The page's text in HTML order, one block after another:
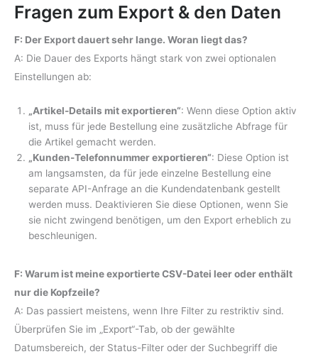
Fragen zum Export & den Daten
F: Der Export dauert sehr lange. Woran liegt das?
A: Die Dauer des Exports hängt stark von zwei optionalen
Einstellungen ab:
„Artikel-Details mit exportieren“: Wenn diese Option aktiv
ist, muss für jede Bestellung eine zusätzliche Abfrage für
die Artikel gemacht werden.
„Kunden-Telefonnummer exportieren“: Diese Option ist
am langsamsten, da für jede einzelne Bestellung eine
separate API-Anfrage an die Kundendatenbank gestellt
werden muss. Deaktivieren Sie diese Optionen, wenn Sie
sie nicht zwingend benötigen, um den Export erheblich zu
beschleunigen.
F: Warum ist meine exportierte CSV-Datei leer oder enthält
nur die Kopfzeile?
A: Das passiert meistens, wenn Ihre Filter zu restriktiv sind.
Überprüfen Sie im „Export“-Tab, ob der gewählte
Datumsbereich, der Status-Filter oder der Suchbegriff die